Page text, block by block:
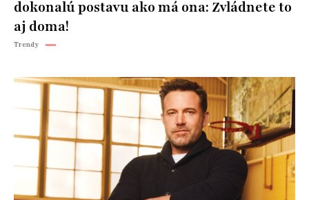
dokonalú postavu ako má ona: Zvládnete to
aj doma!
Trendy